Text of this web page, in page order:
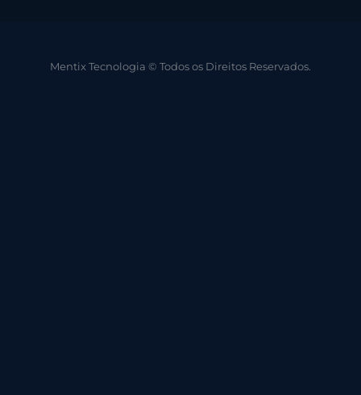
Mentix Tecnologia © Todos os Direitos Reservados.